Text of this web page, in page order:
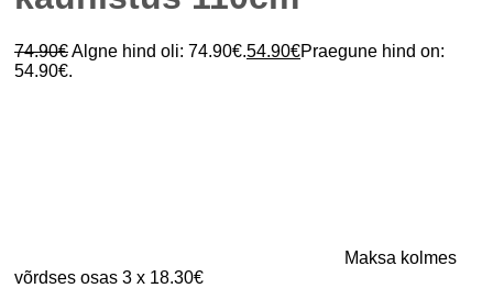
74.90€Algne hind oli: 74.90€.54.90€Praegune hind on:
54.90€.
Maksa kolmes
võrdses osas 3 x 18.30€